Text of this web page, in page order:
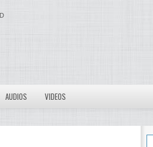
AUDIOS VIDEOS